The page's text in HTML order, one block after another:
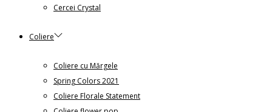
Cercei Crystal
Coliere
Coliere cu Mărgele
Spring Colors 2021
Coliere Florale Statement